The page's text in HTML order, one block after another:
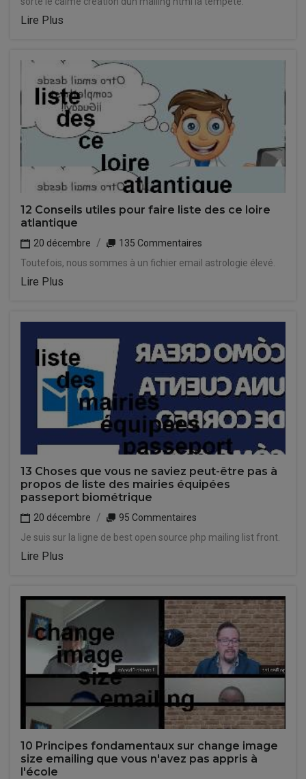
Lire Plus
12 Conseils utiles pour faire liste des ce loire
atlantique
20 décembre
135 Commentaires
Toutefois, nous sommes à un fichier email astrologie élevé.
Lire Plus
13 Choses que vous ne saviez peut-être pas à
propos de liste des mairies équipées
passeport biométrique
20 décembre
95 Commentaires
Je suis sur la ligne de best open source php mailing list front.
Lire Plus
10 Principes fondamentaux sur change image
size emailing que vous n'avez pas appris à
l'école